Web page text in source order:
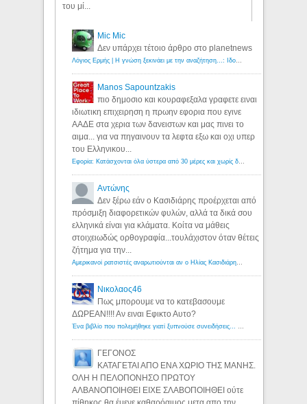
του μί...
Mic Mic
Δεν υπάρχει τέτοιο άρθρο στο planetnews
Λόγιος Ερμής | Η γνώση ξεκινάει με την αναζήτηση...: Ιδού οι 18 που χρωστούν 11 δις ευρώ!
Manos Sapountzakis
πιο δημοσιο και κουραφεξαλα γραφετε ειναι
ιδιωτικη επιχειρηση η πρωην εφορια που εγινε
ΑΑΔΕ στα χερια των δανειστων και μας πινει το
αιμα... για να πηγαινουν τα λεφτα εξω και οχι υπερ
του Ελληνικου...
Εφορία: Κατάσχονται όλα ύστερα από 30 μέρες και χωρίς δικαστικές αποφάσεις - Λόγιος Ερμής
Αντώνης
Δεν ξέρω εάν ο Κασιδιάρης προέρχεται από
πρόσμιξη διαφορετικών φυλών, αλλά τα δικά σου
ελληνικά είναι για κλάματα. Κοίτα να μάθεις
στοιχειωδώς ορθογραφία...τουλάχιστον όταν θέτεις
ζήτημα για την...
Αμερικανοί ρατσιστές αναρωτιούνται αν ο Ηλίας Κασιδιάρης ανήκει στη λευκή φυλή... - Λόγιος Ερμής
Νικολαος46
Πως μπορουμε να το κατεβασουμε
ΔΩΡΕΑΝ!!!! Αν ειναι Εφικτο Αυτο?
Ένα βιβλίο που πολεμήθηκε γιατί ξυπνούσε συνειδήσεις... - Λόγιος Ερμής | Η γνώση ξεκινάει με την αναζήτηση...
ΓΕΓΟΝΟΣ
ΚΑΤΑΓΕΤΑΙ ΑΠΟ ΕΝΑ ΧΩΡΙΟ ΤΗΣ ΜΑΝΗΣ.
ΟΛΗ Η ΠΕΛΟΠΟΝΗΣΟ ΠΡΩΤΟΥ
ΑΛΒΑΝΟΠΟΙΗΘΕΙ ΕΙΧΕ ΣΛΑΒΟΠΟΙΗΘΕΙ ούτε